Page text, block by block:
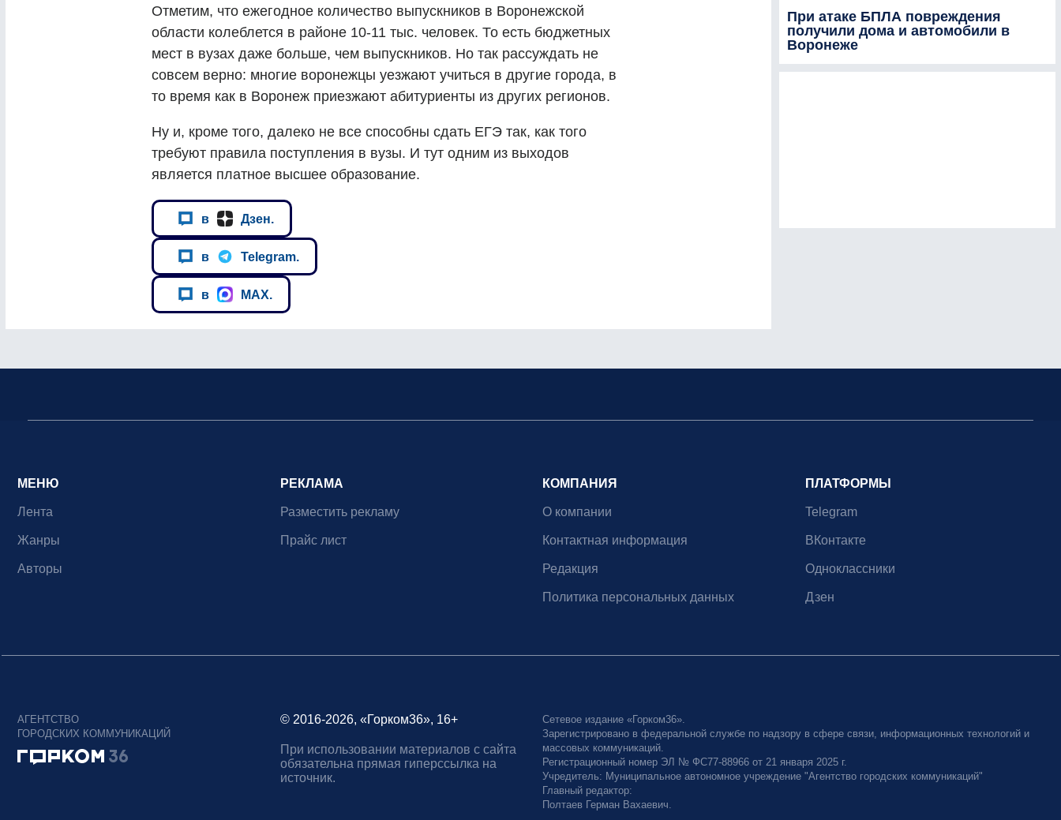
Отметим, что ежегодное количество выпускников в Воронежской
области колеблется в районе 10-11 тыс. человек. То есть бюджетных
мест в вузах даже больше, чем выпускников. Но так рассуждать не
совсем верно: многие воронежцы уезжают учиться в другие города, в
то время как в Воронеж приезжают абитуриенты из других регионов.
Ну и, кроме того, далеко не все способны сдать ЕГЭ так, как того
требуют правила поступления в вузы. И тут одним из выходов
является платное высшее образование.
в Дзен.
в Telegram.
в MAX.
При атаке БПЛА повреждения
получили дома и автомобили в
Воронеже
МЕНЮ
Лента
Жанры
Авторы
РЕКЛАМА
Разместить рекламу
Прайс лист
КОМПАНИЯ
О компании
Контактная информация
Редакция
Политика персональных данных
ПЛАТФОРМЫ
Telegram
ВКонтакте
Одноклассники
Дзен
АГЕНТСТВО
ГОРОДСКИХ КОММУНИКАЦИЙ
© 2016-2026, «Горком36», 16+
При использовании материалов с сайта
обязательна прямая гиперссылка на
источник.
Сетевое издание «Горком36».
Зарегистрировано в федеральной службе по надзору в сфере связи, информационных технологий и
массовых коммуникаций.
Регистрационный номер ЭЛ № ФС77-88966 от 21 января 2025 г.
Учредитель: Муниципальное автономное учреждение "Агентство городских коммуникаций"
Главный редактор:
Полтаев Герман Вахаевич.